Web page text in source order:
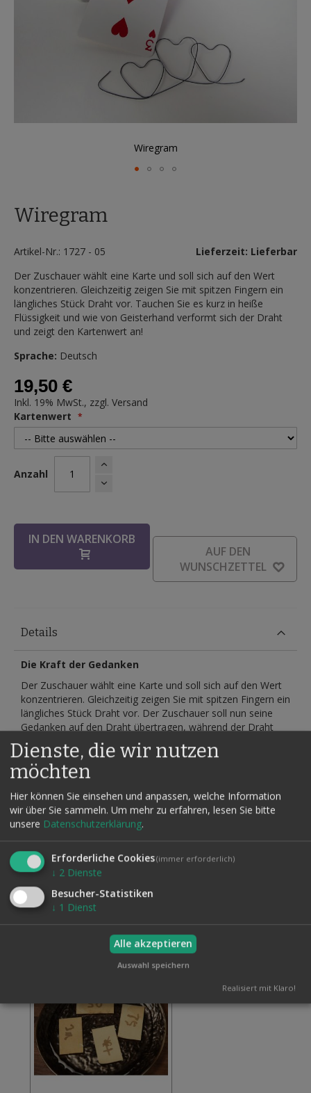
Wiregram
der
Bildergalerie
Wiregram
Artikel-Nr.: 1727 - 05
Lieferzeit: Lieferbar
Der Zuschauer wählt eine Karte und soll sich auf den Wert
konzentrieren. Gleichzeitig zeigen Sie mit spitzen Fingern ein
längliches Stück Draht vor. Tauchen Sie es kurz in heiße
Flüssigkeit und wie von Geisterhand verformt sich der Draht
und zeigt den Kartenwert an!
Sprache: Deutsch
19,50 €
Inkl. 19% MwSt., zzgl. Versand
Kartenwert
Anzahl
IN DEN WARENKORB
AUF DEN
WUNSCHZETTEL
Details
Die Kraft der Gedanken
Der Zuschauer wählt eine Karte und soll sich auf den Wert
konzentrieren. Gleichzeitig zeigen Sie mit spitzen Fingern ein
längliches Stück Draht vor. Der Zuschauer soll nun seine
Gedanken auf den Draht übertragen, während der Draht
kurz in eine Tasse Kaffee eingetaucht wird. Nun geschieht
etwas Unglaubliches. Während des Eintauchens nimmt der
Draht plötzlich die Konturen des gedachten Kartenwertes
an! Er verformt sich wie von Geisterhand! Die Karte des
Zuschauers wird umgedreht und stimmt damit überein.
Immer wieder verwendbar. Es wird nur der Draht
verwendet.
Verschiedene Kartenwerte erhältlich.
Verwandte Artikel Alle auswählen
Dienste, die wir nutzen
möchten
Hier können Sie einsehen und anpassen, welche Information
wir über Sie sammeln. Um mehr zu erfahren, lesen Sie bitte
unsere Datenschutzerklärung.
Erforderliche Cookies(immer erforderlich)
↓ 2 Dienste
Besucher-Statistiken
↓ 1 Dienst
Alle akzeptieren
Auswahl speichern
Realisiert mit Klaro!